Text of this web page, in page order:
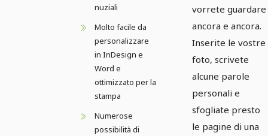
nuziali
Molto facile da
personalizzare
in InDesign e
Word e
ottimizzato per la
stampa
Numerose
possibilità di
vorrete guardare
ancora e ancora.
Inserite le vostre
foto, scrivete
alcune parole
personali e
sfogliate presto
le pagine di una